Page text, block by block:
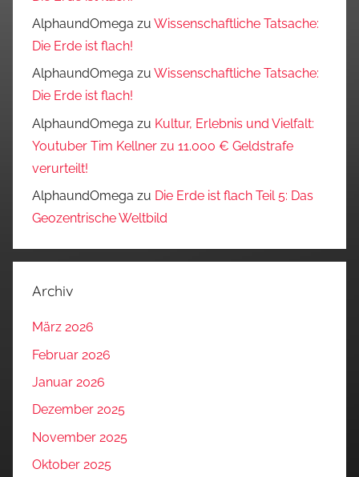
AlphaundOmega zu Wissenschaftliche Tatsache:
Die Erde ist flach!
AlphaundOmega zu Wissenschaftliche Tatsache:
Die Erde ist flach!
AlphaundOmega zu Kultur, Erlebnis und Vielfalt:
Youtuber Tim Kellner zu 11.000 € Geldstrafe
verurteilt!
AlphaundOmega zu Die Erde ist flach Teil 5: Das
Geozentrische Weltbild
Archiv
März 2026
Februar 2026
Januar 2026
Dezember 2025
November 2025
Oktober 2025